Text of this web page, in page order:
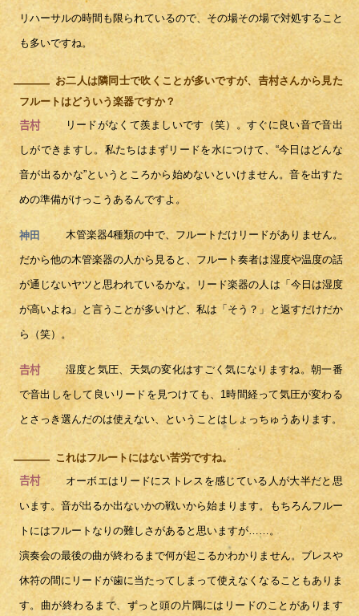
リハーサルの時間も限られているので、その場その場で対処すること
も多いですね。
― お二人は隣同士で吹くことが多いですが、𠮷村さんから見た
フルートはどういう楽器ですか？
𠮷村
リードがなくて羨ましいです（笑）。すぐに良い音で音出
しができますし。私たちはまずリードを水につけて、“今日はどんな
音が出るかな”というところから始めないといけません。音を出すた
めの準備がけっこうあるんですよ。
神田 木管楽器4種類の中で、フルートだけリードがありません。
だから他の木管楽器の人から見ると、フルート奏者は湿度や温度の話
が通じないヤツと思われているかな。リード楽器の人は「今日は湿度
が高いよね」と言うことが多いけど、私は「そう？」と返すだけだか
ら（笑）。
𠮷村 湿度と気圧、天気の変化はすごく気になりますね。朝一番
で音出しをして良いリードを見つけても、1時間経って気圧が変わる
とさっき選んだのは使えない、ということはしょっちゅうあります。
― これはフルートにはない苦労ですね。
𠮷村
オーボエはリードにストレスを感じている人が大半だと思
います。音が出るか出ないかの戦いから始まります。もちろんフルー
トにはフルートなりの難しさがあると思いますが……。
演奏会の最後の曲が終わるまで何が起こるかわかりません。ブレスや
休符の間にリードが歯に当たってしまって使えなくなることもありま
す。曲が終わるまで、ずっと頭の片隅にはリードのことがあります